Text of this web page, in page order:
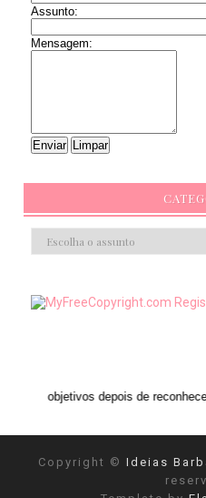
Assunto:
Mensagem:
depois de reconhecermos a nossa
Copyright © Ideias